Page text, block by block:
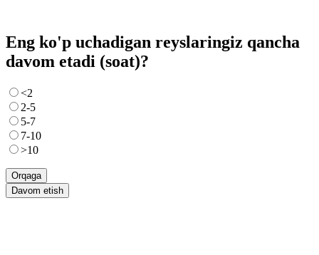
Eng ko'p uchadigan reyslaringiz qancha
davom etadi (soat)?
<2
2-5
5-7
7-10
>10
Orqaga
Davom etish